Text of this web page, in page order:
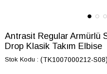
Antrasit Regular Armürlü
Drop Klasik Takım Elbise
Stok Kodu (TK1007000212-S08)